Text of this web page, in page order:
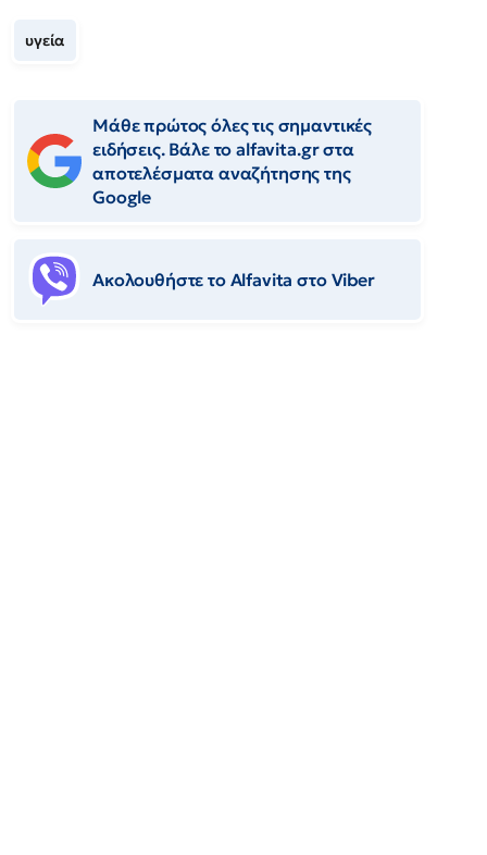
υγεία
Μάθε πρώτος όλες τις σημαντικές
ειδήσεις. Βάλε το alfavita.gr στα
αποτελέσματα αναζήτησης της
Google
Ακολουθήστε το Αlfavita στο Viber